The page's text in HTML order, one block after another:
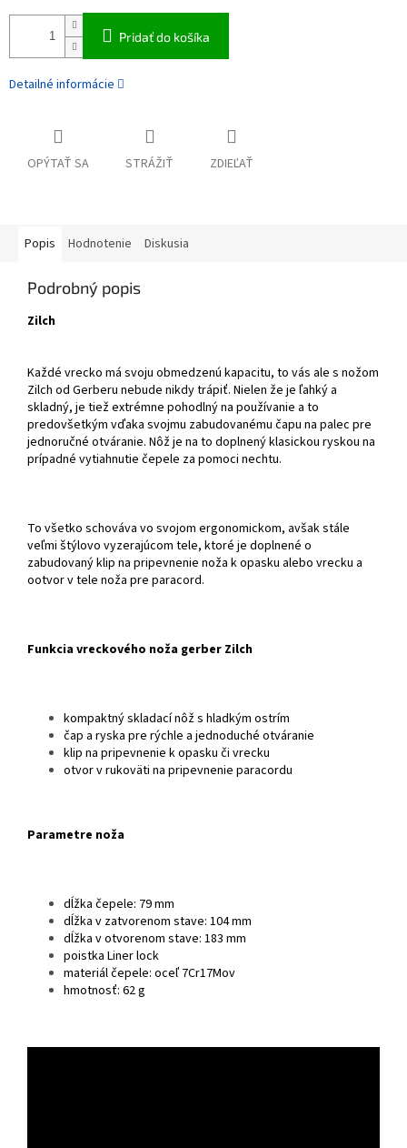
Pridať do košíka
Detailné informácie
OPÝTAŤ SA STRÁŽIŤ ZDIEĽAŤ
Popis Hodnotenie Diskusia
Podrobný popis
Zilch
Každé vrecko má svoju obmedzenú kapacitu, to vás ale s nožom
Zilch od Gerberu nebude nikdy trápiť. Nielen že je ľahký a
skladný, je tiež extrémne pohodlný na používanie a to
predovšetkým vďaka svojmu zabudovanému čapu na palec pre
jednoručné otváranie. Nôž je na to doplnený klasickou ryskou na
prípadné vytiahnutie čepele za pomoci nechtu.
To všetko schováva vo svojom ergonomickom, avšak stále
veľmi štýlovo vyzerajúcom tele, ktoré je doplnené o
zabudovaný klip na pripevnenie noža k opasku alebo vrecku a
ootvor v tele noža pre paracord.
Funkcia vreckového noža gerber Zilch
kompaktný skladací nôž s hladkým ostrím
čap a ryska pre rýchle a jednoduché otváranie
klip na pripevnenie k opasku či vrecku
otvor v rukoväti na pripevnenie paracordu
Parametre noža
dĺžka čepele: 79 mm
dĺžka v zatvorenom stave: 104 mm
dĺžka v otvorenom stave: 183 mm
poistka Liner lock
materiál čepele: oceľ 7Cr17Mov
hmotnosť: 62 g